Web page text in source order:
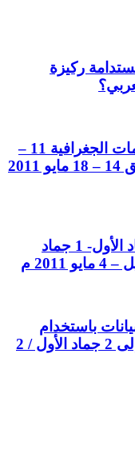
ركيزة
تطبيقات متقدمة لنظم المعلومات الجغرافية 11 –
15 جماد الثاني 1432 ه، الموافق 14 – 18 مايو 2011
■ ■ تصميم ثلاثي الابعاد 26 جماد الأول- 1 جماد
باستخدام
حزمة SPSS ه، 28 ربيع الثاني إلى 2 جماد الأول / 2